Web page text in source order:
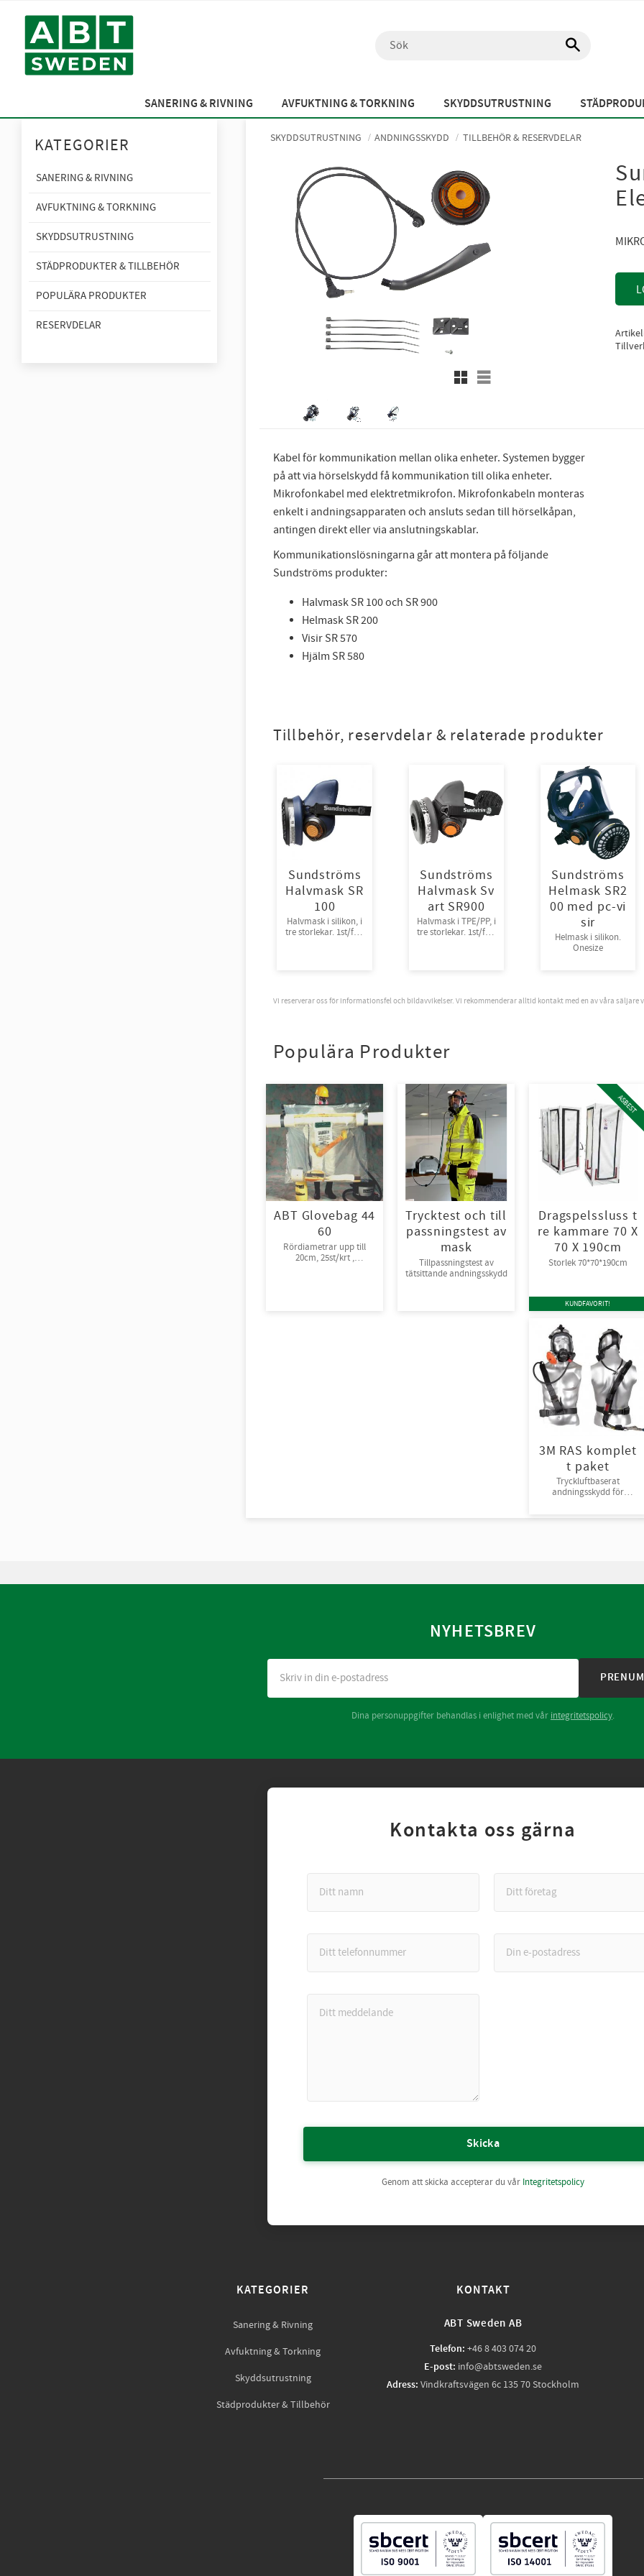
SANERING & RIVNING AVFUKTNING & TORKNING SKYDDSUTRUSTNING
SKYDDSUTRUSTNING ANDNINGSSKYDD TILLBEHÖR & RESERVDELAR
Rutnätsvy
Listvy
Kabel för kommunikation mellan olika enheter. Systemen bygger
på att via hörselskydd få kommunikation till olika enheter.
Mikrofonkabel med elektretmikrofon. Mikrofonkabeln monteras
enkelt i andningsapparaten och ansluts sedan till hörselkåpan,
antingen direkt eller via anslutningskablar.
Kommunikationslösningarna går att montera på följande
Sundströms produkter:
Halvmask SR 100 och SR 900
Helmask SR 200
Visir SR 570
Hjälm SR 580
Tillbehör, reservdelar & relaterade produkter
Sundströms
Halvmask SR
100
Halvmask i silikon, i
tre storlekar. 1st/frp,
Sundströms
Halvmask Sv
art SR900
Halvmask i TPE/PP, i
tre storlekar. 1st/frp,
Sundströms
Helmask SR2
00 med pc-vi
sir
Helmask i silikon.
Onesize
Vi reserverar oss för informationsfel och bildavvikelser. Vi rekommenderar alltid kontakt med en av våra
Populära Produkter
ABT Glovebag 44
60
Rördiametrar upp till
20cm, 25st/krt ,
Trycktest och till
passningstest av
mask
Tillpassningstest av
tätsittande andningsskydd
Dragspelssluss t
re kammare 70 X
70 X 190cm
Storlek 70*70*190cm
ASBEST
KUNDFAVORIT!
3M RAS komplet
t paket
Tryckluftbaserat
andningsskydd för
KATEGORIER
SANERING & RIVNING
AVFUKTNING & TORKNING
SKYDDSUTRUSTNING
STÄDPRODUKTER & TILLBEHÖR
POPULÄRA PRODUKTER
RESERVDELAR
NYHETSBREV
Dina personuppgifter behandlas i enlighet med vår integritetspolicy.
Kontakta oss gärna
Skicka
Genom att skicka accepterar du vår Integritetspolicy
KATEGORIER
Sanering & Rivning
Avfuktning & Torkning
Skyddsutrustning
Städprodukter & Tillbehör
KONTAKT
ABT Sweden AB
Telefon: +46 8 403 074 20
E-post: info@abtsweden.se
Adress: Vindkraftsvägen 6c 135 70 Stockholm